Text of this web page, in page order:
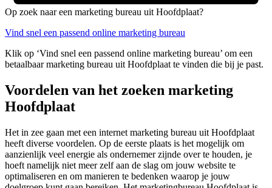
Op zoek naar een marketing bureau uit Hoofdplaat?
Vind snel een passend online marketing bureau
Klik op ‘Vind snel een passend online marketing bureau’ om een
betaalbaar marketing bureau uit Hoofdplaat te vinden die bij je past.
Voordelen van het zoeken marketing
Hoofdplaat
Het in zee gaan met een internet marketing bureau uit Hoofdplaat
heeft diverse voordelen. Op de eerste plaats is het mogelijk om
aanzienlijk veel energie als ondernemer zijnde over te houden, je
hoeft namelijk niet meer zelf aan de slag om jouw website te
optimaliseren en om manieren te bedenken waarop je jouw